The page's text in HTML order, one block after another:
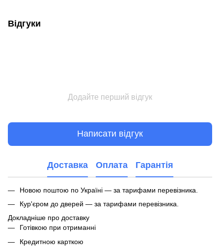
Відгуки
Додайте перший відгук
Написати відгук
Доставка Оплата Гарантія
Новою поштою по Україні — за тарифами перевізника.
Кур'єром до дверей — за тарифами перевізника.
Докладніше про доставку
Готівкою при отриманні
Кредитною карткою